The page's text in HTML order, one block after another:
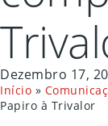
Dezembro 17,
Início »
Papiro à Trivalor